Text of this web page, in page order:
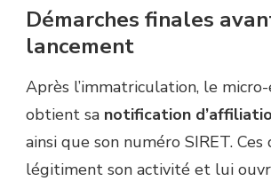
Démarches finales
lancement
Après l’immatriculation, le
obtient sa notification
ainsi que son numéro SIRET.
légitiment son activité et lui